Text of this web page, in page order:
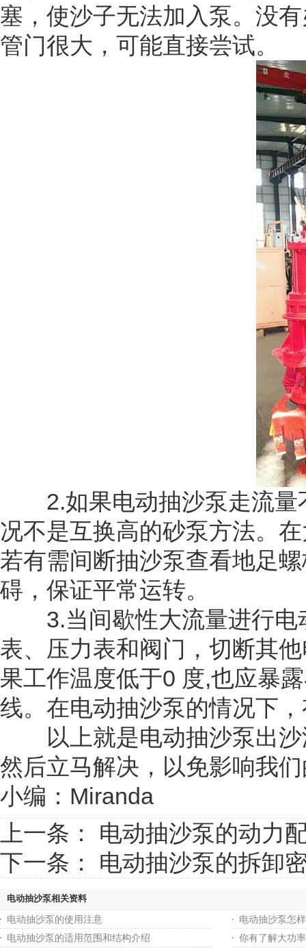
塞，使沙子无法加入泵。没
管门很大，可能直接尝试。
2.如果电动抽沙泵走流量
况不是互换高的砂泵方法。
若有需间断抽沙泵查看地足
碍，保证平常运转。
3.当间歇性大流量进行电
表、压力表和阀门，切断其
果工作温度低于0 度,也应暴
线。在电动抽沙泵的情况下
以上就是电动抽沙泵出沙
然后立马解决，以免影响我
小编：Miranda
上一条： 电动抽沙泵的动力
下一条： 电动抽沙泵的拆卸
电动抽沙泵相关资料
电动抽沙泵的使用注意
电动抽沙泵怎
电动抽沙泵的适用范围和结构介绍
你有了解大功